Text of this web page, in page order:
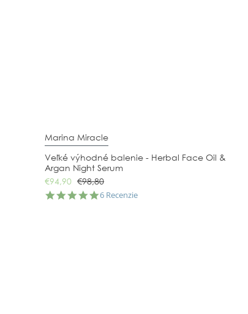
Marina Miracle
Veľké výhodné balenie - Herbal Face Oil &
Argan Night Serum
€94,90 €98,80
5.0
6 Recenzie